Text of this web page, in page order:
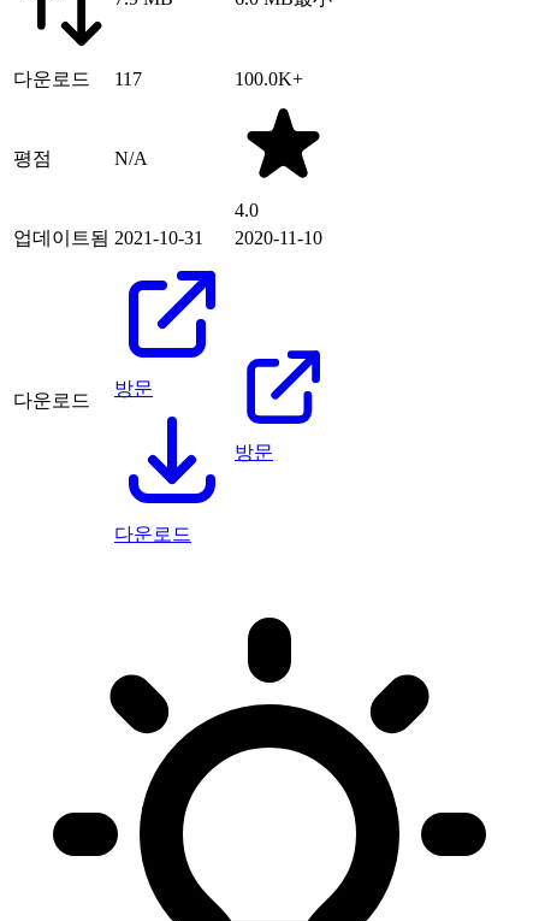
다운로드 117 100.0K+
평점 N/A
4.0
업데이트됨 2021-10-31 2020-11-10
다운로드
방문
다운로드
방문